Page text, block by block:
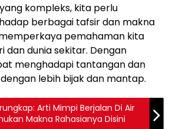
kompleks, kita perlu
berbagai tafsir dan makna
pemahaman kita
dan dunia sekitar. Dengan
menghadapi tantangan dan
lebih bijak dan mantap.
Arti Mimpi Berjalan Di Air
Makna Rahasianya Disini